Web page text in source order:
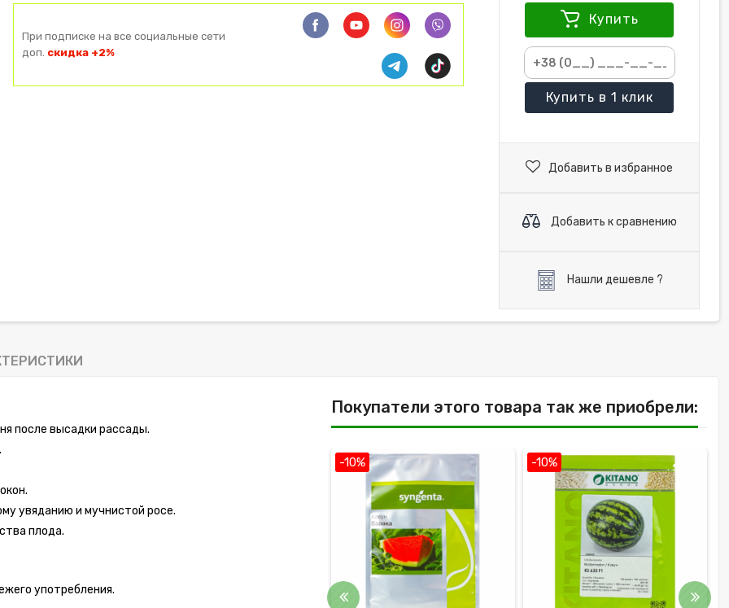
При подписке на все социальные сети
доп. скидка +2%
Купить
Купить в 1 клик
Добавить в избранное
Добавить к сравнению
Нашли дешевле ?
после высадки рассады.
увяданию и мучнистой росе.
плода.
употребления.
Покупатели этого товара так же приобрели:
-10% -10%